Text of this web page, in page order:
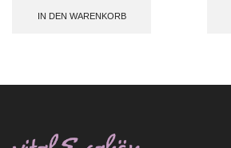
IN DEN WARENKORB